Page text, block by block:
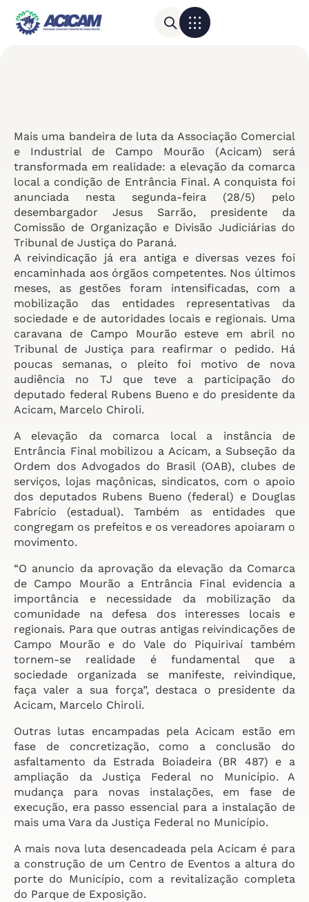
Mais uma bandeira de luta da Associação Comercial
e Industrial de Campo Mourão (Acicam) será
transformada em realidade: a elevação da comarca
local a condição de Entrância Final. A conquista foi
anunciada nesta segunda-feira (28/5) pelo
desembargador Jesus Sarrão, presidente da
Comissão de Organização e Divisão Judiciárias do
Tribunal de Justiça do Paraná.
A reivindicação já era antiga e diversas vezes foi
encaminhada aos órgãos competentes. Nos últimos
meses, as gestões foram intensificadas, com a
mobilização das entidades representativas da
sociedade e de autoridades locais e regionais. Uma
caravana de Campo Mourão esteve em abril no
Tribunal de Justiça para reafirmar o pedido. Há
poucas semanas, o pleito foi motivo de nova
audiência no TJ que teve a participação do
deputado federal Rubens Bueno e do presidente da
Acicam, Marcelo Chiroli.
A elevação da comarca local a instância de
Entrância Final mobilizou a Acicam, a Subseção da
Ordem dos Advogados do Brasil (OAB), clubes de
serviços, lojas maçônicas, sindicatos, com o apoio
dos deputados Rubens Bueno (federal) e Douglas
Fabrício (estadual). Também as entidades que
congregam os prefeitos e os vereadores apoiaram o
movimento.
“O anuncio da aprovação da elevação da Comarca
de Campo Mourão a Entrância Final evidencia a
importância e necessidade da mobilização da
comunidade na defesa dos interesses locais e
regionais. Para que outras antigas reivindicações de
Campo Mourão e do Vale do Piquirivaí também
tornem-se realidade é fundamental que a
sociedade organizada se manifeste, reivindique,
faça valer a sua força”, destaca o presidente da
Acicam, Marcelo Chiroli.
Outras lutas encampadas pela Acicam estão em
fase de concretização, como a conclusão do
asfaltamento da Estrada Boiadeira (BR 487) e a
ampliação da Justiça Federal no Município. A
mudança para novas instalações, em fase de
execução, era passo essencial para a instalação de
mais uma Vara da Justiça Federal no Município.
A mais nova luta desencadeada pela Acicam é para
a construção de um Centro de Eventos a altura do
porte do Município, com a revitalização completa
do Parque de Exposição.